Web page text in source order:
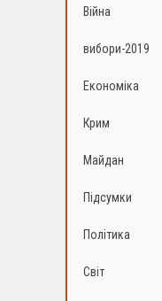
Війна
вибори-2019
Економіка
Крим
Майдан
Підсумки
Політика
Світ